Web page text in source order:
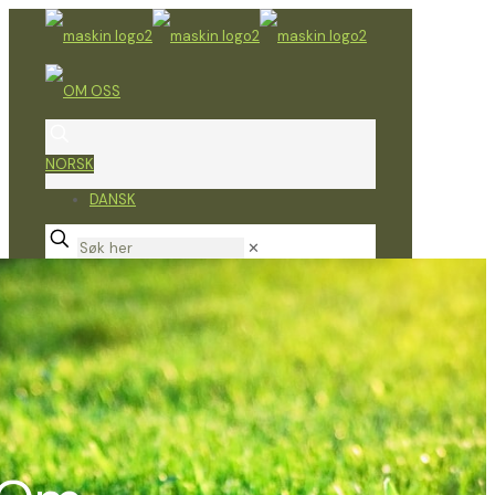
NORSK
DANSK
✕
Hvem er maskinmægler.dk
Boye Thomsen har siden 1986 drevet med
salg og service av maskiner og utstyr til
bærekraftig mekanisk pleie til den
grønne sektoren – over de siste 20